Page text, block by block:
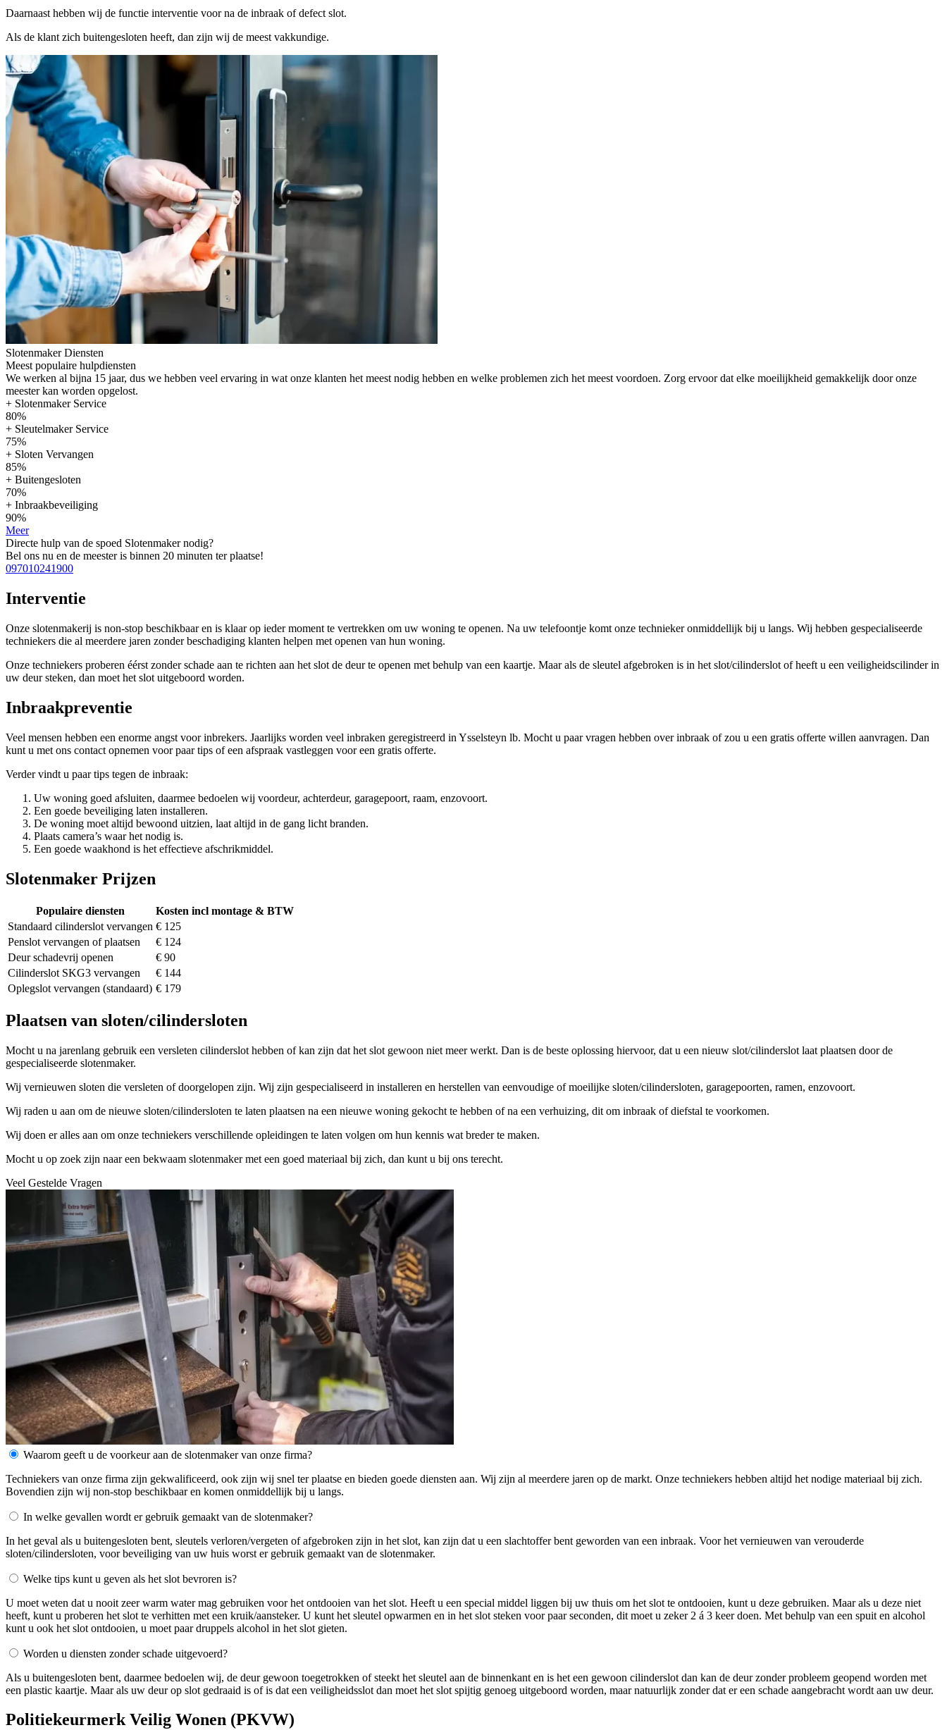
Daarnaast hebben wij de functie interventie voor na de inbraak of defect slot.
Als de klant zich buitengesloten heeft, dan zijn wij de meest vakkundige.
Slotenmaker Diensten
Meest populaire hulpdiensten
We werken al bijna 15 jaar, dus we hebben veel ervaring in wat onze klanten het meest nodig hebben en welke problemen zich het meest voordoen. Zorg ervoor dat elke moeilijkheid gemakkelijk door onze
meester kan worden opgelost.
+ Slotenmaker Service
80%
+ Sleutelmaker Service
75%
+ Sloten Vervangen
85%
+ Buitengesloten
70%
+ Inbraakbeveiliging
90%
Meer
Directe hulp van de spoed Slotenmaker nodig?
Bel ons nu en de meester is binnen 20 minuten ter plaatse!
097010241900
Interventie
Onze slotenmakerij is non-stop beschikbaar en is klaar op ieder moment te vertrekken om uw woning te openen. Na uw telefoontje komt onze technieker onmiddellijk bij u langs. Wij hebben gespecialiseerde
techniekers die al meerdere jaren zonder beschadiging klanten helpen met openen van hun woning.
Onze techniekers proberen éérst zonder schade aan te richten aan het slot de deur te openen met behulp van een kaartje. Maar als de sleutel afgebroken is in het slot/cilinderslot of heeft u een veiligheidscilinder in
uw deur steken, dan moet het slot uitgeboord worden.
Inbraakpreventie
Veel mensen hebben een enorme angst voor inbrekers. Jaarlijks worden veel inbraken geregistreerd in Ysselsteyn lb. Mocht u paar vragen hebben over inbraak of zou u een gratis offerte willen aanvragen. Dan
kunt u met ons contact opnemen voor paar tips of een afspraak vastleggen voor een gratis offerte.
Verder vindt u paar tips tegen de inbraak:
Uw woning goed afsluiten, daarmee bedoelen wij voordeur, achterdeur, garagepoort, raam, enzovoort.
Een goede beveiliging laten installeren.
De woning moet altijd bewoond uitzien, laat altijd in de gang licht branden.
Plaats camera’s waar het nodig is.
Een goede waakhond is het effectieve afschrikmiddel.
Slotenmaker Prijzen
Populaire diensten
Kosten incl montage & BTW
Standaard cilinderslot vervangen € 125
Penslot vervangen of plaatsen
€ 124
Deur schadevrij openen
€ 90
Cilinderslot SKG3 vervangen
€ 144
Oplegslot vervangen (standaard) € 179
Plaatsen van sloten/cilindersloten
Mocht u na jarenlang gebruik een versleten cilinderslot hebben of kan zijn dat het slot gewoon niet meer werkt. Dan is de beste oplossing hiervoor, dat u een nieuw slot/cilinderslot laat plaatsen door de
gespecialiseerde slotenmaker.
Wij vernieuwen sloten die versleten of doorgelopen zijn. Wij zijn gespecialiseerd in installeren en herstellen van eenvoudige of moeilijke sloten/cilindersloten, garagepoorten, ramen, enzovoort.
Wij raden u aan om de nieuwe sloten/cilindersloten te laten plaatsen na een nieuwe woning gekocht te hebben of na een verhuizing, dit om inbraak of diefstal te voorkomen.
Wij doen er alles aan om onze techniekers verschillende opleidingen te laten volgen om hun kennis wat breder te maken.
Mocht u op zoek zijn naar een bekwaam slotenmaker met een goed materiaal bij zich, dan kunt u bij ons terecht.
Veel Gestelde Vragen
Waarom geeft u de voorkeur aan de slotenmaker van onze firma?
Techniekers van onze firma zijn gekwalificeerd, ook zijn wij snel ter plaatse en bieden goede diensten aan. Wij zijn al meerdere jaren op de markt. Onze techniekers hebben altijd het nodige materiaal bij zich.
Bovendien zijn wij non-stop beschikbaar en komen onmiddellijk bij u langs.
In welke gevallen wordt er gebruik gemaakt van de slotenmaker?
In het geval als u buitengesloten bent, sleutels verloren/vergeten of afgebroken zijn in het slot, kan zijn dat u een slachtoffer bent geworden van een inbraak. Voor het vernieuwen van verouderde
sloten/cilindersloten, voor beveiliging van uw huis worst er gebruik gemaakt van de slotenmaker.
Welke tips kunt u geven als het slot bevroren is?
U moet weten dat u nooit zeer warm water mag gebruiken voor het ontdooien van het slot. Heeft u een special middel liggen bij uw thuis om het slot te ontdooien, kunt u deze gebruiken. Maar als u deze niet
heeft, kunt u proberen het slot te verhitten met een kruik/aansteker. U kunt het sleutel opwarmen en in het slot steken voor paar seconden, dit moet u zeker 2 á 3 keer doen. Met behulp van een spuit en alcohol
kunt u ook het slot ontdooien, u moet paar druppels alcohol in het slot gieten.
Worden u diensten zonder schade uitgevoerd?
Als u buitengesloten bent, daarmee bedoelen wij, de deur gewoon toegetrokken of steekt het sleutel aan de binnenkant en is het een gewoon cilinderslot dan kan de deur zonder probleem geopend worden met
een plastic kaartje. Maar als uw deur op slot gedraaid is of is dat een veiligheidsslot dan moet het slot spijtig genoeg uitgeboord worden, maar natuurlijk zonder dat er een schade aangebracht wordt aan uw deur.
Politiekeurmerk Veilig Wonen (PKVW)